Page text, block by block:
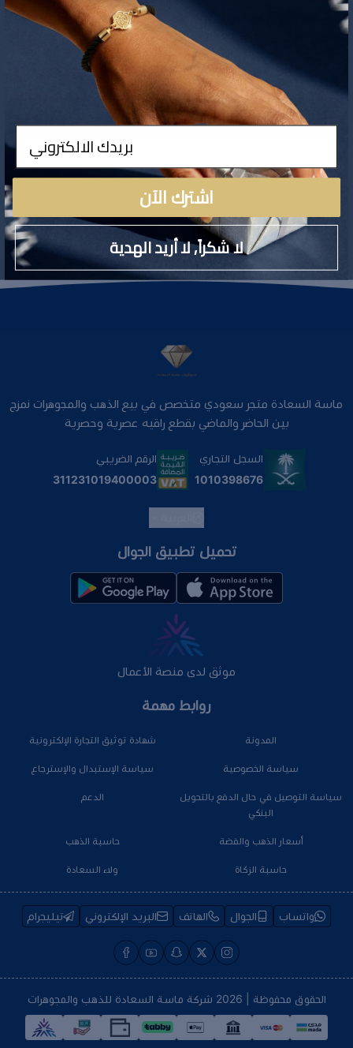
749
تفاصيل المنتج
طول الاسواره: 18 سم
تقييمات المنتج
روابط مهمة
المدونة شهادة توثيق التجارة الإلكترونية
سياسة الخصوصية سياسة الإستبدال والإسترجاع
سياسة التوصيل في حال الدفع بالتحويل
البنكي
الدعم
أسعار الذهب والفضة حاسبة الذهب
حاسبة الزكاة ولاء السعادة
ماسة السعادة متجر سعودي متخصص في بيع الذهب والمجوهرات نمزج
بين الحاضر والماضي بقطع راقيه عصرية وحصرية
السجل التجاري
1010398676
الرقم الضريبي
311231019400003
تحميل تطبيق الجوال
موثق لدى منصة الأعمال
واتساب الجوال الهاتف البريد الإلكتروني تيليجرام
الحقوق محفوظة | 2026 شركة ماسة السعادة للذهب والمجوهرات
ادخال
اشترك الآن
لا شكراً, لا أريد الهدية